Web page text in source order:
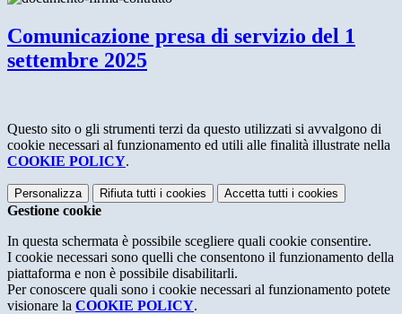
Comunicazione presa di servizio del 1
settembre 2025
Questo sito o gli strumenti terzi da questo utilizzati si avvalgono di
cookie necessari al funzionamento ed utili alle finalità illustrate nella
COOKIE POLICY.
Personalizza Rifiuta tutti i cookies Accetta tutti i cookies
Gestione cookie
In questa schermata è possibile scegliere quali cookie consentire.
I cookie necessari sono quelli che consentono il funzionamento della
piattaforma e non è possibile disabilitarli.
Per conoscere quali sono i cookie necessari al funzionamento potete
visionare la COOKIE POLICY.